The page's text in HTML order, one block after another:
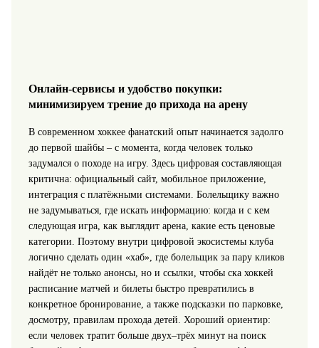
Онлайн-сервисы и удобство покупки:
минимизируем трение до прихода на арену
В современном хоккее фанатский опыт начинается задолго
до первой шайбы – с момента, когда человек только
задумался о походе на игру. Здесь цифровая составляющая
критична: официальный сайт, мобильное приложение,
интеграция с платёжными системами. Болельщику важно
не задумываться, где искать информацию: когда и с кем
следующая игра, как выглядит арена, какие есть ценовые
категории. Поэтому внутри цифровой экосистемы клуба
логично сделать один «хаб», где болельщик за пару кликов
найдёт не только анонсы, но и ссылки, чтобы ска хоккей
расписание матчей и билеты быстро превратились в
конкретное бронирование, а также подсказки по парковке,
досмотру, правилам прохода детей. Хороший ориентир:
если человек тратит больше двух–трёх минут на поиск